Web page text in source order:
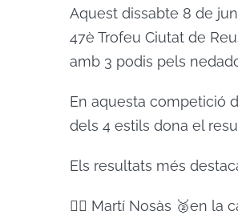
Aquest dissabte 8 de
47è Trofeu Ciutat de
amb 3 podis pels
En aquesta competició
dels 4 estils dona el
Els resultats més
🏊‍♂️ Martí Nosàs 🥈en la